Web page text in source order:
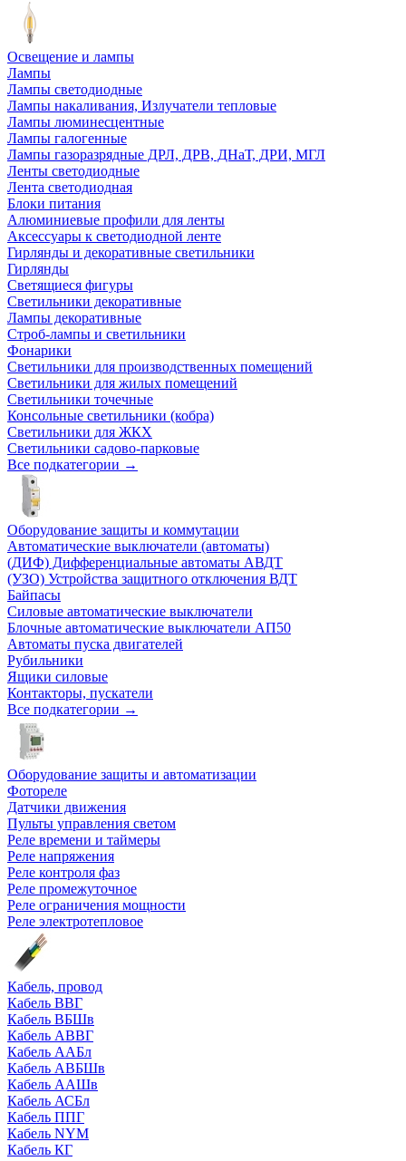
Освещение и лампы
Лампы
Лампы светодиодные
Лампы накаливания, Излучатели тепловые
Лампы люминесцентные
Лампы галогенные
Лампы газоразрядные ДРЛ, ДРВ, ДНаТ, ДРИ, МГЛ
Ленты светодиодные
Лента светодиодная
Блоки питания
Алюминиевые профили для ленты
Аксессуары к светодиодной ленте
Гирлянды и декоративные светильники
Гирлянды
Светящиеся фигуры
Светильники декоративные
Лампы декоративные
Строб-лампы и светильники
Фонарики
Светильники для производственных помещений
Светильники для жилых помещений
Светильники точечные
Консольные светильники (кобра)
Светильники для ЖКХ
Светильники садово-парковые
Все подкатегории →
Оборудование защиты и коммутации
Автоматические выключатели (автоматы)
(ДИФ) Дифференциальные автоматы АВДТ
(УЗО) Устройства защитного отключения ВДТ
Байпасы
Силовые автоматические выключатели
Блочные автоматические выключатели АП50
Автоматы пуска двигателей
Рубильники
Ящики силовые
Контакторы, пускатели
Все подкатегории →
Оборудование защиты и автоматизации
Фотореле
Датчики движения
Пульты управления светом
Реле времени и таймеры
Реле напряжения
Реле контроля фаз
Реле промежуточное
Реле ограничения мощности
Реле электротепловое
Кабель, провод
Кабель ВВГ
Кабель ВБШв
Кабель АВВГ
Кабель ААБл
Кабель АВБШв
Кабель ААШв
Кабель АСБл
Кабель ППГ
Кабель NYM
Кабель КГ